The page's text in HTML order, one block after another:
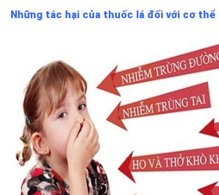
Những tác hại của thuốc lá đối với cơ